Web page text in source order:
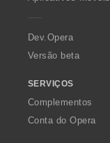
a
Dev.Opera
Versão beta
SERVIÇOS
Complementos
Conta do Opera